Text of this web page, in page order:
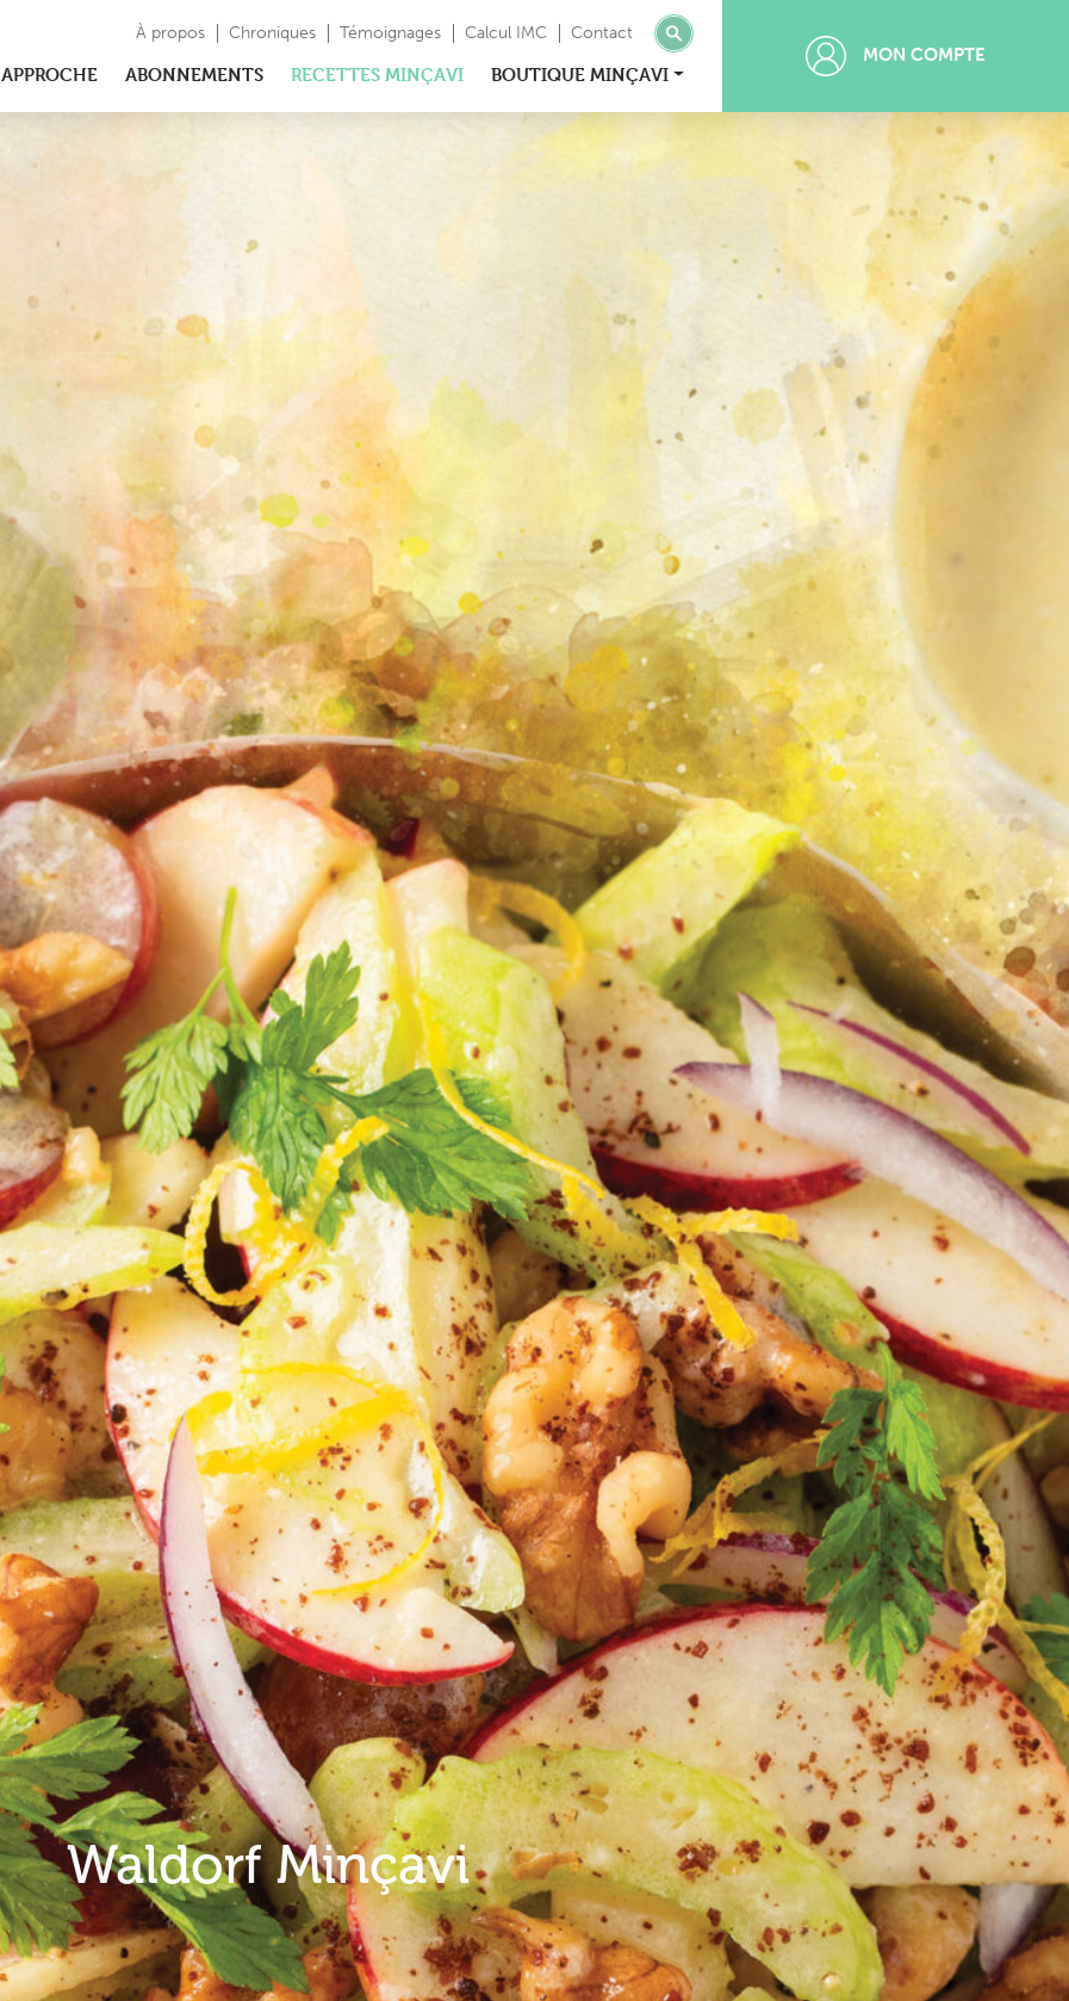
À propos Chroniques Témoignages Calcul IMC Contact
APPROCHE ABONNEMENTS RECETTES MINÇAVI BOUTIQUE MINÇAVI
MON COMPTE
Waldorf Minçavi